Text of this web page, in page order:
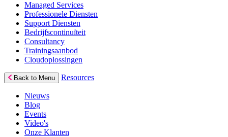
Managed Services
Professionele Diensten
Support Diensten
Bedrijfscontinuïteit
Consultancy
Trainingsaanbod
Cloudoplossingen
Back to Menu Resources
Nieuws
Blog
Events
Video's
Onze Klanten